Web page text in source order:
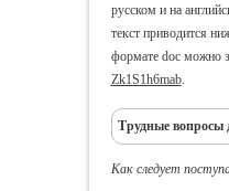
русском и на
текст приводится
формате doc можно
Zk1S1h6mab.
Трудные вопросы
Как следует